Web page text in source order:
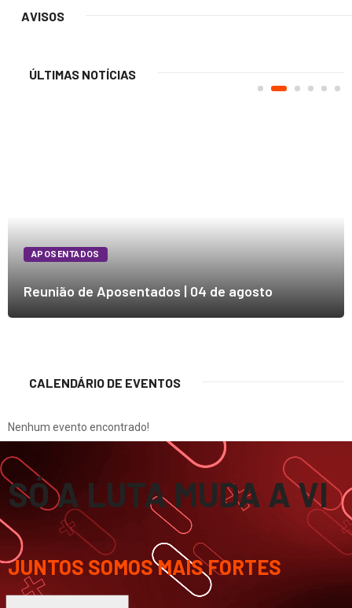
AVISOS
ÚLTIMAS NOTÍCIAS
APOSENTADOS
Reunião de Aposentados | 04 de agosto
CALENDÁRIO DE EVENTOS
Nenhum evento encontrado!
SÓ A LUTA MUDA A
JUNTOS SOMOS MAIS FORTES